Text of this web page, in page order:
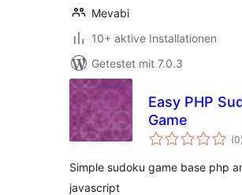
Mevabi
10+ aktive Installationen
Getestet mit 7.0.3
Easy PHP
Game
(0)
Simple sudoku game base php
javascript